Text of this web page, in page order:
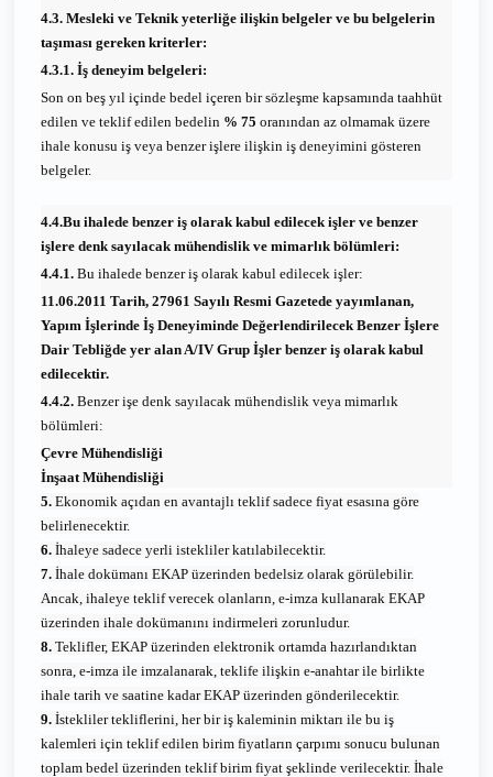
4.3. Mesleki ve Teknik yeterliğe ilişkin belgeler ve bu belgelerin
taşıması gereken kriterler:
4.3.1. İş deneyim belgeleri:
Son on beş yıl içinde bedel içeren bir sözleşme kapsamında taahhüt
edilen ve teklif edilen bedelin % 75 oranından az olmamak üzere
ihale konusu iş veya benzer işlere ilişkin iş deneyimini gösteren
belgeler.
4.4.Bu ihalede benzer iş olarak kabul edilecek işler ve benzer
işlere denk sayılacak mühendislik ve mimarlık bölümleri:
4.4.1. Bu ihalede benzer iş olarak kabul edilecek işler:
11.06.2011 Tarih, 27961 Sayılı Resmi Gazetede yayımlanan,
Yapım İşlerinde İş Deneyiminde Değerlendirilecek Benzer İşlere
Dair Tebliğde yer alan A/IV Grup İşler benzer iş olarak kabul
edilecektir.
4.4.2. Benzer işe denk sayılacak mühendislik veya mimarlık
bölümleri:
Çevre Mühendisliği
İnşaat Mühendisliği
5. Ekonomik açıdan en avantajlı teklif sadece fiyat esasına göre
belirlenecektir.
6. İhaleye sadece yerli istekliler katılabilecektir.
7. İhale dokümanı EKAP üzerinden bedelsiz olarak görülebilir.
Ancak, ihaleye teklif verecek olanların, e-imza kullanarak EKAP
üzerinden ihale dokümanını indirmeleri zorunludur.
8. Teklifler, EKAP üzerinden elektronik ortamda hazırlandıktan
sonra, e-imza ile imzalanarak, teklife ilişkin e-anahtar ile birlikte
ihale tarih ve saatine kadar EKAP üzerinden gönderilecektir.
9. İstekliler tekliflerini, her bir iş kaleminin miktarı ile bu iş
kalemleri için teklif edilen birim fiyatların çarpımı sonucu bulunan
toplam bedel üzerinden teklif birim fiyat şeklinde verilecektir. İhale